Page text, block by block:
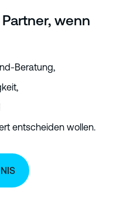
wenn
Beratung,
entscheiden wollen.